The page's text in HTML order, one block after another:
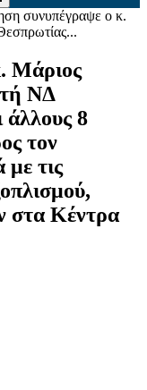
συνυπέγραψε ο κ.
Μάριος
ΝΔ
άλλους 8
τον
τις
στα Κέντρα